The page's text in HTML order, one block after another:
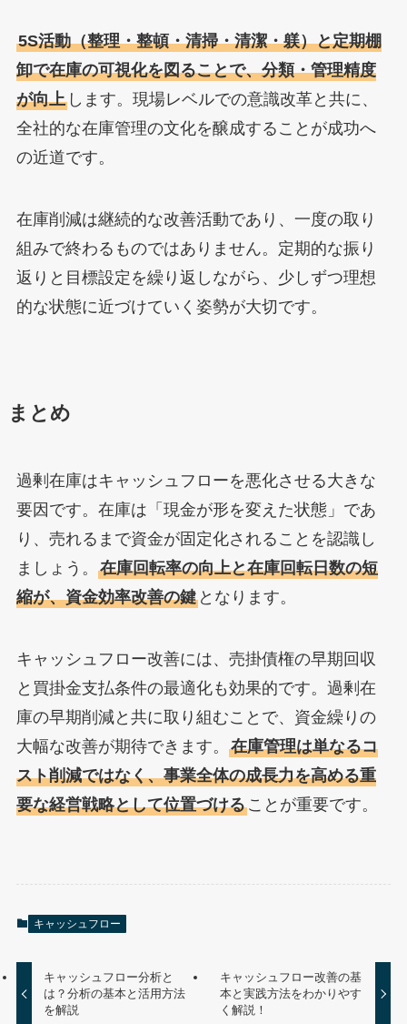
5S活動（整理・整頓・清掃・清潔・躾）と定期棚
卸で在庫の可視化を図ることで、分類・管理精度
が向上します。現場レベルでの意識改革と共に、
全社的な在庫管理の文化を醸成することが成功へ
の近道です。
在庫削減は継続的な改善活動であり、一度の取り
組みで終わるものではありません。定期的な振り
返りと目標設定を繰り返しながら、少しずつ理想
的な状態に近づけていく姿勢が大切です。
まとめ
過剰在庫はキャッシュフローを悪化させる大きな
要因です。在庫は「現金が形を変えた状態」であ
り、売れるまで資金が固定化されることを認識し
ましょう。 在庫回転率の向上と在庫回転日数の短
縮が、資金効率改善の鍵となります。
キャッシュフロー改善には、売掛債権の早期回収
と買掛金支払条件の最適化も効果的です。過剰在
庫の早期削減と共に取り組むことで、資金繰りの
大幅な改善が期待できます。 在庫管理は単なるコ
スト削減ではなく、事業全体の成長力を高める重
要な経営戦略として位置づけることが重要です。
キャッシュフロー
キャッシュフロー分析と
は？分析の基本と活用方法
を解説
キャッシュフロー改善の基
本と実践方法をわかりやす
く解説！